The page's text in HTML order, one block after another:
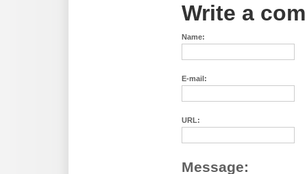
Write a
Name:
E-mail:
URL:
Message: